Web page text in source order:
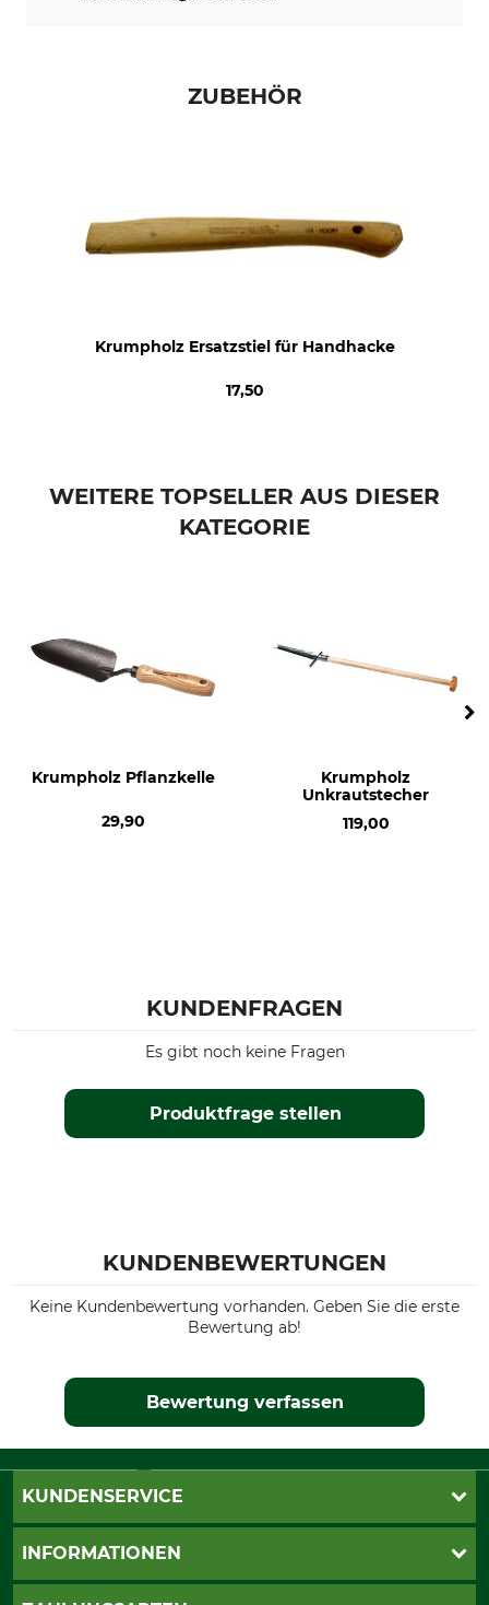
ZUBEHÖR
Krumpholz Ersatzstiel für Handhacke
17,50
WEITERE TOPSELLER AUS DIESER
KATEGORIE
Krumpholz Pflanzkelle
29,90
Krumpholz
Unkrautstecher
119,00
KUNDENFRAGEN
Produktfrage stellen
Es gibt noch keine Fragen
KUNDENBEWERTUNGEN
Keine Kundenbewertung vorhanden. Geben Sie die erste
Bewertung ab!
Bewertung verfassen
KUNDENSERVICE
Live-Shopping
INFORMATIONEN